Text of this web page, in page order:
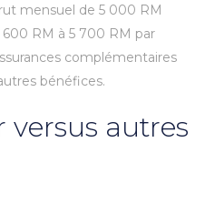
mensuel de 5 000 RM
RM à 5 700 RM par
complémentaires
bénéfices.
autres